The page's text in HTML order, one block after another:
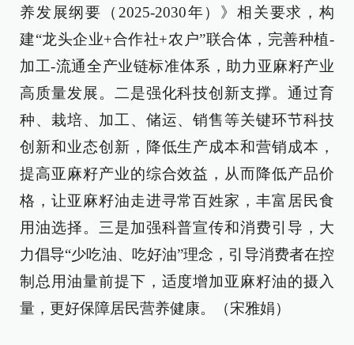
养发展纲要（2025-2030年）》相关要求，构
建“龙头企业+合作社+农户”联合体，完善种植-
加工-流通全产业链标准体系，助力亚麻籽产业
高质量发展。二是强化科技创新支撑。通过育
种、栽培、加工、储运、销售等关键环节科技
创新和业态创新，降低生产成本和营销成本，
提高亚麻籽产业的综合效益，从而降低产品价
格，让亚麻籽油走进寻常百姓家，丰富居民食
用油选择。三是加强科普宣传和消费引导，大
力倡导“少吃油、吃好油”理念，引导消费者在控
制总用油量前提下，适度增加亚麻籽油的摄入
量，更好保障居民营养健康。（宋雅娟）